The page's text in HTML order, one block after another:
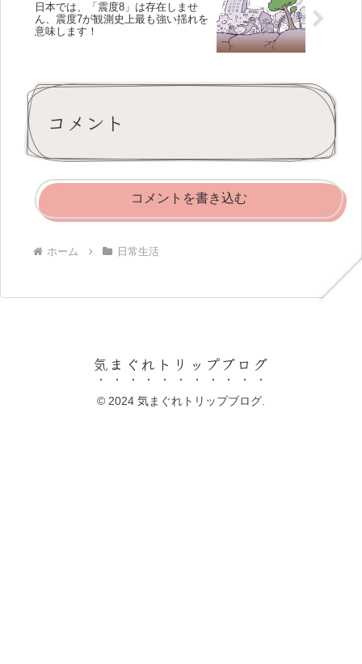
日本では、「震度8」は存在しませ
ん、震度7が観測史上最も強い揺れを
意味します！
コメント
コメントを書き込む
ホーム 日常生活
気まぐれトリップブログ
© 2024 気まぐれトリップブログ.